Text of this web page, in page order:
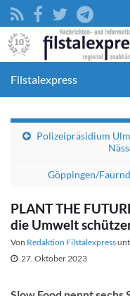
Filstalexpress
Polizeipräsidium
Göppingen/
PLANT THE
die Umwelt
Von Redaktion Filstalexpress
27. Oktober 2023